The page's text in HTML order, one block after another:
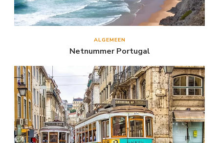
ALGEMEEN
Netnummer Portugal